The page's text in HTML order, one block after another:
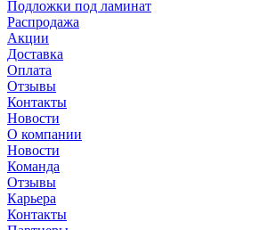
Подложки под ламинат
Распродажа
Акции
Доставка
Оплата
Отзывы
Контакты
Новости
О компании
Новости
Команда
Отзывы
Карьера
Контакты